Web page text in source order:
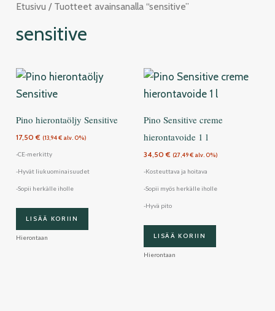
Etusivu / Tuotteet avainsanalla “sensitive”
sensitive
Pino hierontaöljy Sensitive
17,50€ (13,94€ alv. 0%)
-CE-merkitty
-Hyvät liukuominaisuudet
-Sopii herkälle iholle
LISÄÄ KORIIN
Hierontaan
Pino Sensitive creme
hierontavoide 1 l
34,50€ (27,49€ alv. 0%)
-Kosteuttava ja hoitava
-Sopii myös herkälle iholle
-Hyvä pito
LISÄÄ KORIIN
Hierontaan